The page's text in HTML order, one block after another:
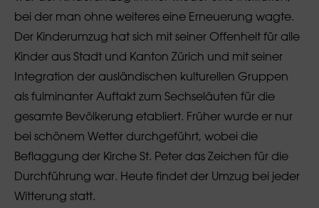
bei der man ohne weiteres eine Erneuerung wagte.
Der Kinderumzug hat sich mit seiner Offenheit für alle
Kinder aus Stadt und Kanton Zürich und mit seiner
Integration der ausländischen kulturellen Gruppen
als fulminanter Auftakt zum Sechseläuten für die
gesamte Bevölkerung etabliert. Früher wurde er nur
bei schönem Wetter durchgeführt, wobei die
Beflaggung der Kirche St. Peter das Zeichen für die
Durchführung war. Heute findet der Umzug bei jeder
Witterung statt.